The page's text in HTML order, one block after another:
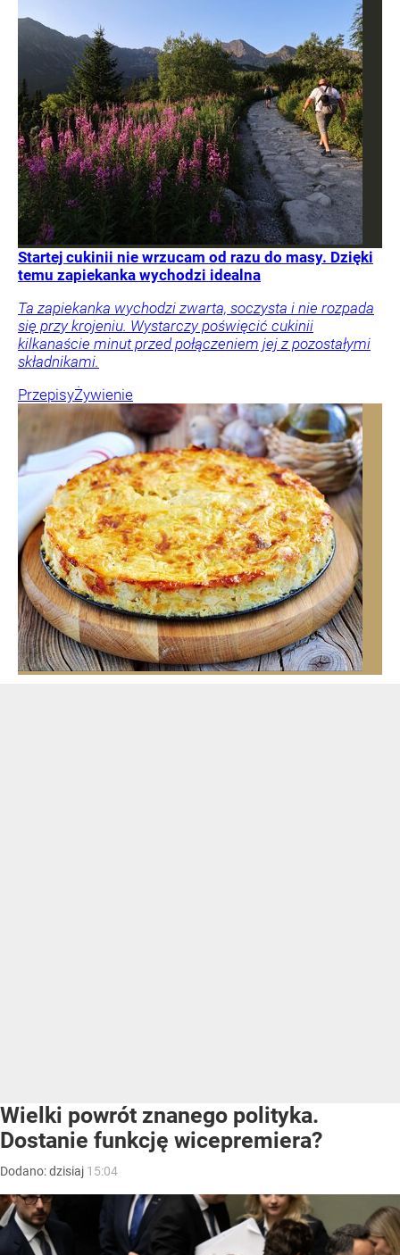
Startej cukinii nie wrzucam od razu do masy. Dzięki
temu zapiekanka wychodzi idealna
Ta zapiekanka wychodzi zwarta, soczysta i nie rozpada
się przy krojeniu. Wystarczy poświęcić cukinii
kilkanaście minut przed połączeniem jej z pozostałymi
składnikami.
PrzepisyŻywienie
Wielki powrót znanego polityka.
Dostanie funkcję wicepremiera?
Dodano:dzisiaj 15:04